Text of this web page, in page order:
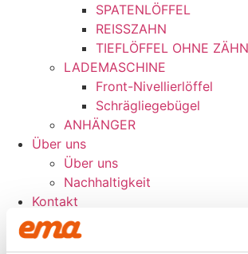
SPATENLÖFFEL
REISSZAHN
TIEFLÖFFEL OHNE
LADEMASCHINE
Front-Nivellierlöffel
Schrägliegebügel
ANHÄNGER
Über uns
Über uns
Nachhaltigkeit
Kontakt
Kontakt EMA
Unsere Händler